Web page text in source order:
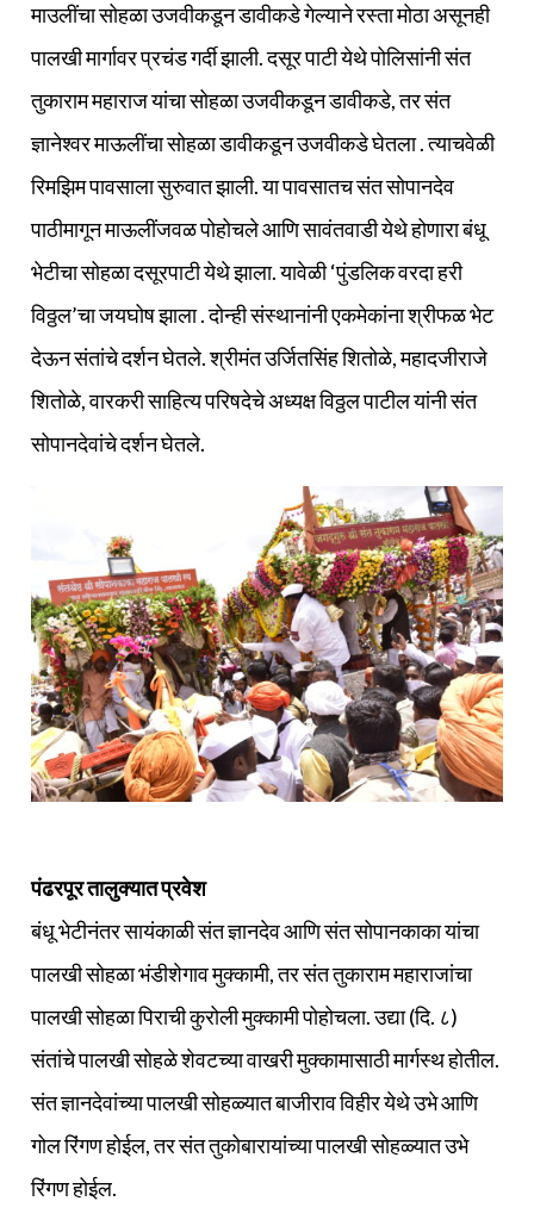
माउलींचा सोहळा उजवीकडून डावीकडे गेल्याने रस्ता मोठा असूनही
पालखी मार्गावर प्रचंड गर्दी झाली. दसूर पाटी येथे पोलिसांनी संत
तुकाराम महाराज यांचा सोहळा उजवीकडून डावीकडे, तर संत
ज्ञानेश्वर माऊलींचा सोहळा डावीकडून उजवीकडे घेतला . त्याचवेळी
रिमझिम पावसाला सुरुवात झाली. या पावसातच संत सोपानदेव
पाठीमागून माऊलींजवळ पोहोचले आणि सावंतवाडी येथे होणारा बंधू
भेटीचा सोहळा दसूरपाटी येथे झाला. यावेळी ‘पुंडलिक वरदा हरी
विठ्ठल’चा जयघोष झाला . दोन्ही संस्थानांनी एकमेकांना श्रीफळ भेट
देऊन संतांचे दर्शन घेतले. श्रीमंत उर्जितसिंह शितोळे, महादजीराजे
शितोळे, वारकरी साहित्य परिषदेचे अध्यक्ष विठ्ठल पाटील यांनी संत
सोपानदेवांचे दर्शन घेतले.
पंढरपूर तालुक्यात प्रवेश
बंधू भेटीनंतर सायंकाळी संत ज्ञानदेव आणि संत सोपानकाका यांचा
पालखी सोहळा भंडीशेगाव मुक्कामी, तर संत तुकाराम महाराजांचा
पालखी सोहळा पिराची कुरोली मुक्कामी पोहोचला. उद्या (दि. ८)
संतांचे पालखी सोहळे शेवटच्या वाखरी मुक्कामासाठी मार्गस्थ होतील.
संत ज्ञानदेवांच्या पालखी सोहळ्यात बाजीराव विहीर येथे उभे आणि
गोल रिंगण होईल, तर संत तुकोबारायांच्या पालखी सोहळ्यात उभे
रिंगण होईल.